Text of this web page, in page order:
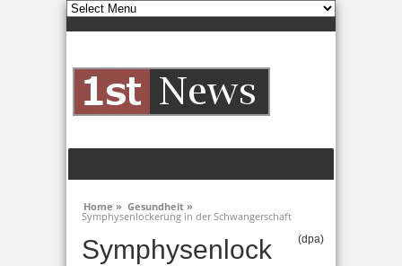
Home » Gesundheit »
Symphysenlockerung in der Schwangerschaft
Symphysenlock
(dpa)